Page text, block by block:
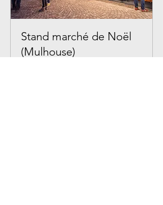
Stand marché de Noël
(Mulhouse)